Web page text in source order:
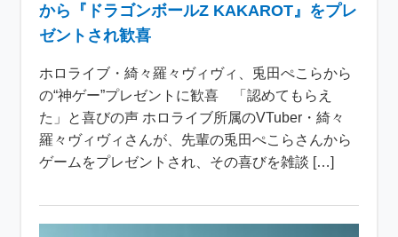
から『ドラゴンボールZ KAKAROT』をプレ
ゼントされ歓喜
ホロライブ・綺々羅々ヴィヴィ、兎田ぺこらから
の“神ゲー”プレゼントに歓喜 「認めてもらえ
た」と喜びの声 ホロライブ所属のVTuber・綺々
羅々ヴィヴィさんが、先輩の兎田ぺこらさんから
ゲームをプレゼントされ、その喜びを雑談 […]